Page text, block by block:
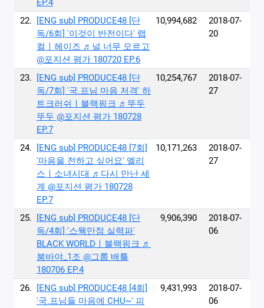
EP.4
22.
[ENG sub] PRODUCE48 [단
독/6회] ′이것이 반전이다′ 랩
컬ㅣ헤이즈 ♬널 너무 모르고
@포지션 평가 180720 EP.6
10,994,682
2018-07-
20
23.
[ENG sub] PRODUCE48 [단
독/7회] ′국.프님 마음 저격′ 하
트크러쉬ㅣ블랙핑크 ♬뚜두
뚜두 @포지션 평가 180728
EP.7
10,254,767
2018-07-
27
24.
[ENG sub] PRODUCE48 [7회]
′마음을 전하고 싶어요′ 엘리
스ㅣ소녀시대 ♬다시 만난 세
계 @포지션 평가 180728
EP.7
10,171,263
2018-07-
27
25.
[ENG sub] PRODUCE48 [단
독/4회] ′스웩만점 실력파′
BLACK WORLDㅣ블랙핑크 ♬
붐바야_1조 @그룹 배틀
180706 EP.4
9,906,390
2018-07-
06
26.
[ENG sub] PRODUCE48 [4회]
′국.프님들 마음에 CHU~′ 피
9,431,993
2018-07-
06